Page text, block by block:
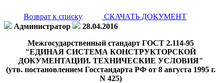
Возврат к списку
СКАЧАТЬ ДОКУМЕНТ
Администратор
28.04.2016
Межгосударственный стандарт ГОСТ 2.114-95
"ЕДИНАЯ СИСТЕМА КОНСТРУКТОРСКОЙ
ДОКУМЕНТАЦИИ. ТЕХНИЧЕСКИЕ УСЛОВИЯ"
(утв. постановлением Госстандарта РФ от 8 августа 1995 г.
N 425)